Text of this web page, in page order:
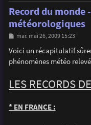
Record du monde
météorologiques
M
s
s
a
mar. mai 26, 2009 15:23
Voici un récapitulatif
phénomènes météo
LES RECORDS
* EN FRANCE :